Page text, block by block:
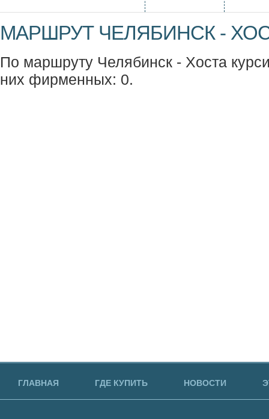
МАРШРУТ ЧЕЛЯБИНСК -
По маршруту Челябинск - Хоста
них фирменных: 0.
ГЛАВНАЯ ГДЕ КУПИТЬ НОВОСТИ